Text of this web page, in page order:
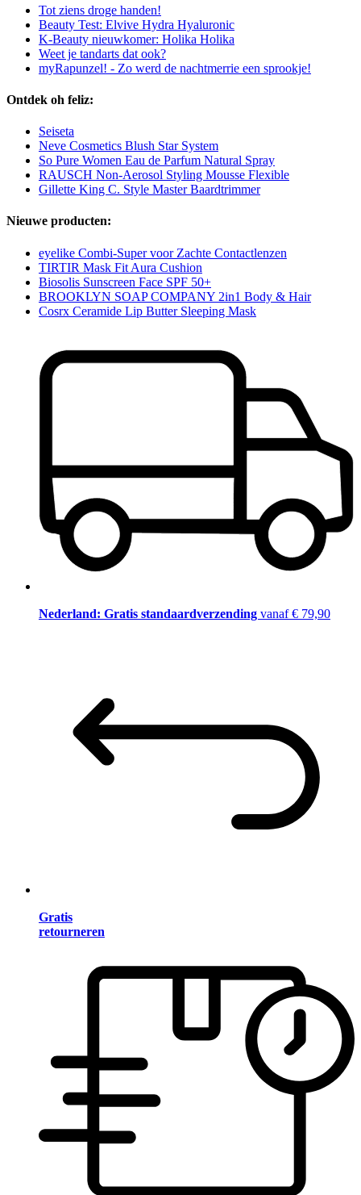
Tot ziens droge handen!
Beauty Test: Elvive Hydra Hyaluronic
K-Beauty nieuwkomer: Holika Holika
Weet je tandarts dat ook?
myRapunzel! - Zo werd de nachtmerrie een sprookje!
Ontdek oh feliz:
Seiseta
Neve Cosmetics Blush Star System
So Pure Women Eau de Parfum Natural Spray
RAUSCH Non-Aerosol Styling Mousse Flexible
Gillette King C. Style Master Baardtrimmer
Nieuwe producten:
eyelike Combi-Super voor Zachte Contactlenzen
TIRTIR Mask Fit Aura Cushion
Biosolis Sunscreen Face SPF 50+
BROOKLYN SOAP COMPANY 2in1 Body & Hair
Cosrx Ceramide Lip Butter Sleeping Mask
Nederland: Gratis standaardverzending vanaf € 79,90
Gratis
retourneren